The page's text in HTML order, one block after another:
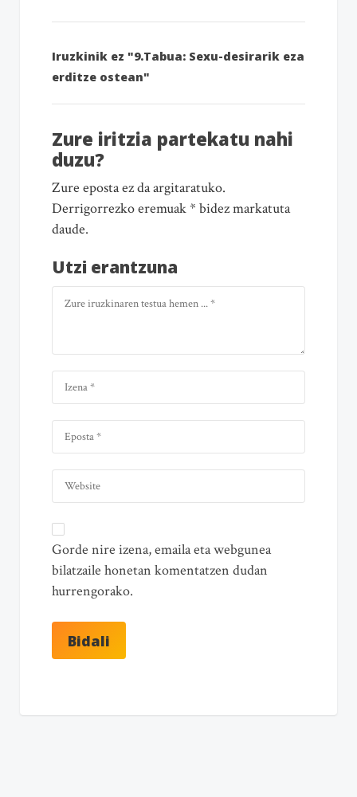
Iruzkinik ez "9.Tabua: Sexu-desirarik eza
erditze ostean"
Zure iritzia partekatu nahi
duzu?
Zure eposta ez da argitaratuko.
Derrigorrezko eremuak * bidez markatuta
daude.
Utzi erantzuna
Gorde nire izena, emaila eta webgunea
bilatzaile honetan komentatzen dudan
hurrengorako.